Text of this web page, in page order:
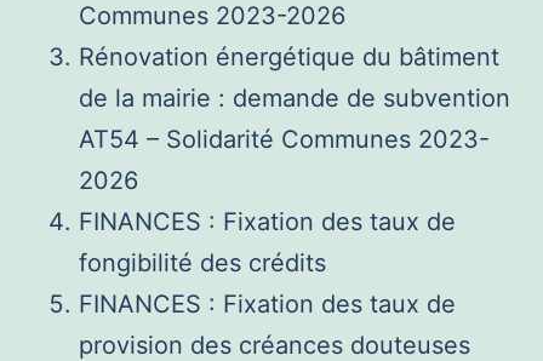
Communes 2023-2026
Rénovation énergétique du bâtiment
de la mairie : demande de subvention
AT54 – Solidarité Communes 2023-
2026
FINANCES : Fixation des taux de
fongibilité des crédits
FINANCES : Fixation des taux de
provision des créances douteuses